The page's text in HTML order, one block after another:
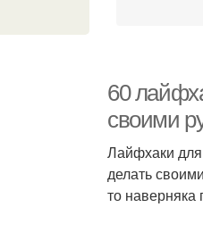
60
своими
Лайфхаки
делать
то наверняка